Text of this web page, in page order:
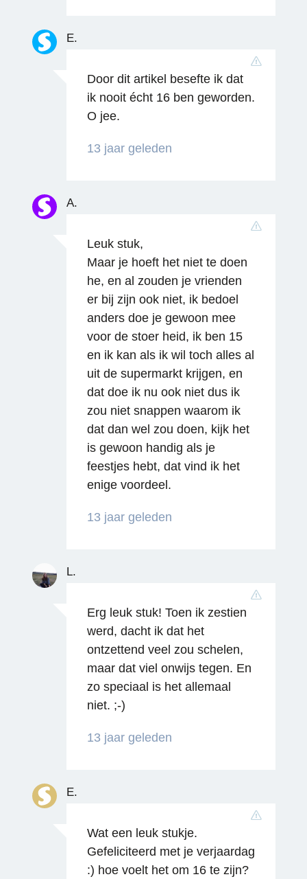
Reageren
E.
Door dit artikel besefte ik dat
ik nooit écht 16 ben geworden.
O jee.
13 jaar geleden
Reageren
A.
Leuk stuk,
Maar je hoeft het niet te doen
he, en al zouden je vrienden
er bij zijn ook niet, ik bedoel
anders doe je gewoon mee
voor de stoer heid, ik ben 15
en ik kan als ik wil toch alles al
uit de supermarkt krijgen, en
dat doe ik nu ook niet dus ik
zou niet snappen waarom ik
dat dan wel zou doen, kijk het
is gewoon handig als je
feestjes hebt, dat vind ik het
enige voordeel.
13 jaar geleden
L.
Erg leuk stuk! Toen ik zestien
werd, dacht ik dat het
ontzettend veel zou schelen,
maar dat viel onwijs tegen. En
zo speciaal is het allemaal
niet. ;-)
13 jaar geleden
E.
Wat een leuk stukje.
Gefeliciteerd met je verjaardag
:) hoe voelt het om 16 te zijn?